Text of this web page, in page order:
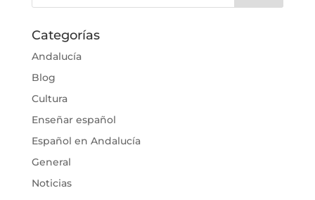
Categorías
Andalucía
Blog
Cultura
Enseñar español
Español en Andalucía
General
Noticias